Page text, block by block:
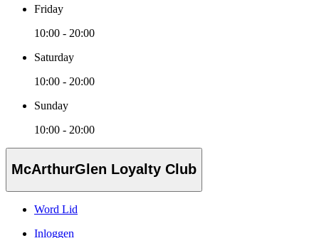
Friday
10:00 - 20:00
Saturday
10:00 - 20:00
Sunday
10:00 - 20:00
McArthurGlen Loyalty Club
Word Lid
Inloggen